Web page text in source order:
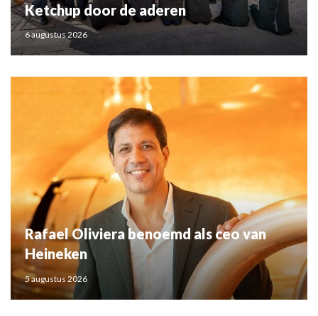
Ketchup door de aderen
6 augustus 2026
Rafael Oliviera benoemd als ceo van
Heineken
5 augustus 2026